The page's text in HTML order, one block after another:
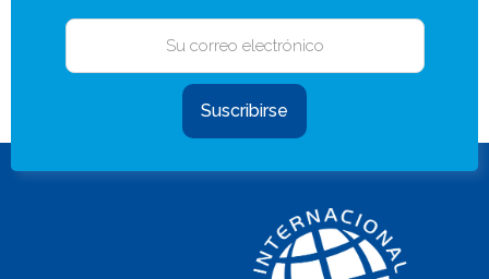
Suscribirse